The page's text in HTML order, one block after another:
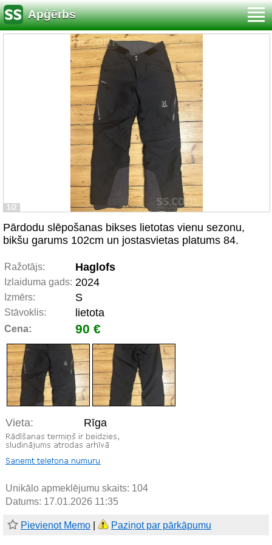
Apģērbs
1/2
Pārdodu slēpošanas bikses lietotas vienu sezonu,
bikšu garums 102cm un jostasvietas platums 84.
Ražotājs: Haglofs
Izlaiduma gads: 2024
Izmērs: S
Stāvoklis: lietota
Cena: 90 €
Vieta: Rīga
Unikālo apmeklējumu skaits: 104
Datums: 17.01.2026 11:35
Pievienot Memo Paziņot par pārkāpumu